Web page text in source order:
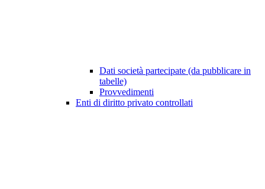
Dati società partecipate (da pubblicare in
tabelle)
Provvedimenti
Enti di diritto privato controllati